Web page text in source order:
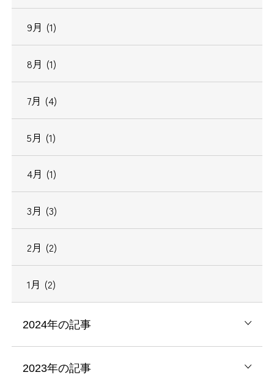
9月 (1)
8月 (1)
7月 (4)
5月 (1)
4月 (1)
3月 (3)
2月 (2)
1月 (2)
2024年の記事
2023年の記事